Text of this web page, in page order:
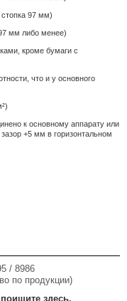
стопка 97 мм)
мм либо менее)
кроме бумаги с
что и у основного
к основному аппарату или
+5 мм в горизонтальном
/ 8986
по продукции)
здесь.